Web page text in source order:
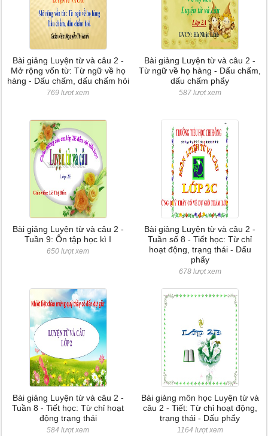
Bài giảng Luyện từ và câu 2 -
Mở rộng vốn từ: Từ ngữ về họ
hàng - Dấu chấm, dấu chấm hỏi
769 lượt xem
Bài giảng Luyện từ và câu 2 -
Từ ngữ về họ hàng - Dấu chấm,
dấu chấm phẩy
587 lượt xem
Bài giảng Luyện từ và câu 2 -
Tuần 9: Ôn tập học kì I
650 lượt xem
Bài giảng Luyện từ và câu 2 -
Tuần số 8 - Tiết học: Từ chỉ
hoạt động, trạng thái - Dấu
phẩy
678 lượt xem
Bài giảng Luyện từ và câu 2 -
Tuần 8 - Tiết học: Từ chỉ hoạt
động trạng thái
584 lượt xem
Bài giảng môn học Luyện từ và
câu 2 - Tiết: Từ chỉ hoạt động,
trạng thái - Dấu phẩy
1164 lượt xem